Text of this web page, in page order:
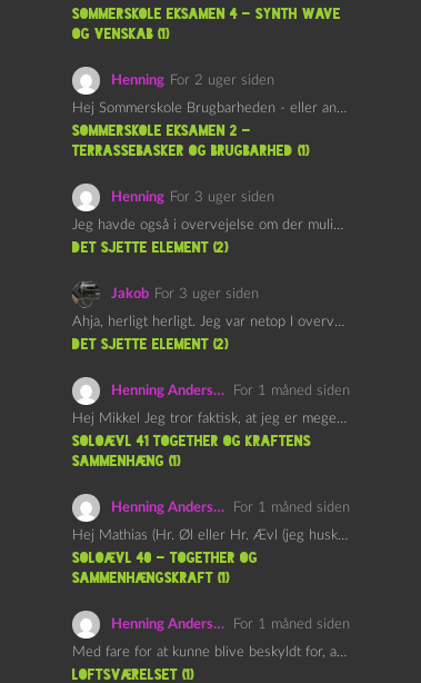
Sommerskole Eksamen 4 – Synth Wave
og Venskab (1)
Henning For 2 uger siden
Hej Sommerskole Brugbarheden - eller anvendeligheden - af "Øl&Ævl" er…
Sommerskole Eksamen 2 –
Terrassebasker og Brugbarhed (1)
Henning For 3 uger siden
Jeg havde også i overvejelse om der muligvis kunne være…
det sjette element (2)
Jakob For 3 uger siden
Ahja, herligt herligt. Jeg var netop I overvejelser om at…
det sjette element (2)
Henning Andersen
For 1 måned siden
Hej Mikkel Jeg tror faktisk, at jeg er meget enig…
Soloævl 41 Together og Kraftens
Sammenhæng (1)
Henning Andersen
For 1 måned siden
Hej Mathias (Hr. Øl eller Hr. Ævl (jeg husker ikke…
Soloævl 40 – Together og
sammenhængskraft (1)
Henning Andersen
For 1 måned siden
Med fare for at kunne blive beskyldt for, at være…
Loftsværelset (1)